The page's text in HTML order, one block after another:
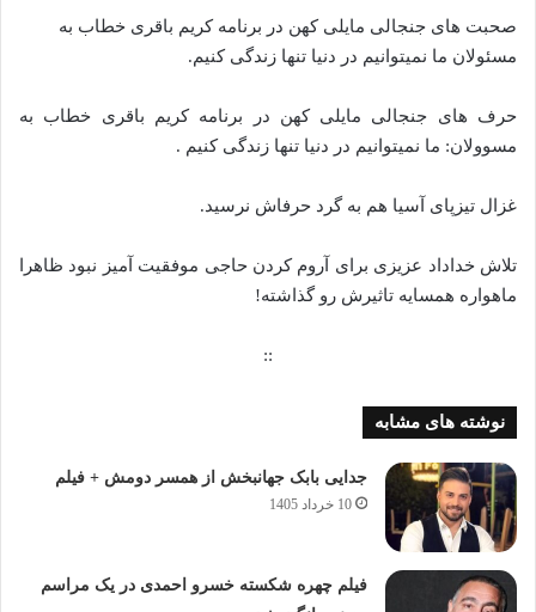
صحبت‌ های جنجالی مایلی کهن در برنامه کریم باقری خطاب به
مسئولان ما نمیتوانیم در دنیا تنها زندگی کنیم.
حرف های جنجالی مایلی کهن در برنامه کریم باقری خطاب به
مسوولان: ما نمیتوانیم در دنیا تنها زندگی کنیم .
غزال تیزپای آسیا هم به گرد حرفاش نرسید.
تلاش خداداد عزیزی برای آروم کردن حاجی موفقیت آمیز نبود ظاهرا
ماهواره همسایه تاثیرش رو گذاشته!
::
نوشته های مشابه
جدایی بابک جهانبخش از همسر دومش + فیلم
10 خرداد 1405
فیلم چهره شکسته خسرو احمدی در یک مراسم